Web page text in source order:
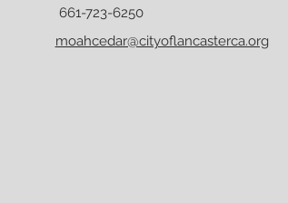
661-723-6250
moahcedar@cityoflancasterca.org